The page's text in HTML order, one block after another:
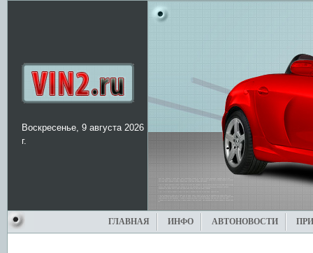
Воскресенье, 9 августа 2026
г.
ГЛАВНАЯ ИНФО АВТОНОВОСТИ